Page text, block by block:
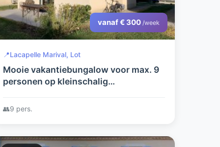
vanaf € 300 /week
📍Lacapelle Marival, Lot
Mooie vakantiebungalow voor max. 9
personen op kleinschalig
👥9 pers.